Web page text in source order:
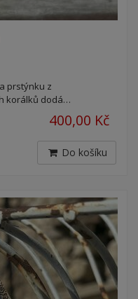
prstýnku z
korálků dodá…
400,00 Kč
Do košíku